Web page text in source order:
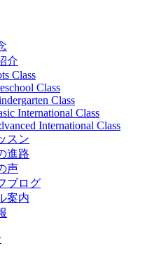
介
Class
Class
Class
International Class
International Class
スン
進路
声
ブログ
案内